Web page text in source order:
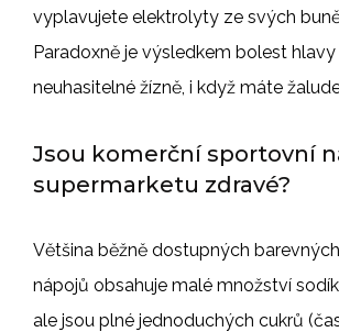
vyplavujete elektrolyty ze svých
Paradoxně je výsledkem bolest
neuhasitelné žízně, i když máte
Jsou komerční sportovní
supermarketu zdravé?
Většina běžně dostupných
nápojů obsahuje malé množství
ale jsou plné jednoduchých cukrů